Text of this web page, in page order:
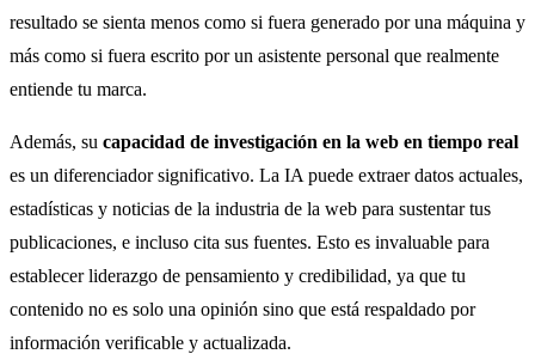
resultado se sienta menos como si fuera generado por una máquina y
más como si fuera escrito por un asistente personal que realmente
entiende tu marca.
Además, su capacidad de investigación en la web en tiempo real
es un diferenciador significativo. La IA puede extraer datos actuales,
estadísticas y noticias de la industria de la web para sustentar tus
publicaciones, e incluso cita sus fuentes. Esto es invaluable para
establecer liderazgo de pensamiento y credibilidad, ya que tu
contenido no es solo una opinión sino que está respaldado por
información verificable y actualizada.